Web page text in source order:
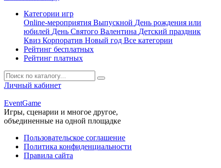
Категории игр
Online-мероприятия Выпускной День рождения или
юбилей День Святого Валентина Детский праздник
Квиз Корпоратив Новый год Все категории
Рейтинг бесплатных
Рейтинг платных
Личный кабинет
EventGame
Игры, сценарии и многое другое,
объединенные на одной площадке
Пользовательское соглашение
Политика конфиденциальности
Правила сайта